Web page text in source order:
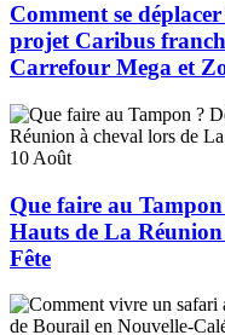
Comment se
projet Caribus
Carrefour Mega et
10 Août
Que faire au
Hauts de La
Fête